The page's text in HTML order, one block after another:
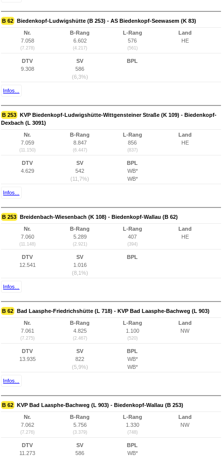
B 62 Biedenkopf-Ludwigshütte (B 253) - AS Biedenkopf-Seewasem (K 83)
Nr.
7.058
(7.278)
B-Rang
6.602
(4.217)
L-Rang
576
(561)
Land
HE
DTV
9.308
SV
586
(6,3%)
BPL
Infos...
B 253 KVP Biedenkopf-Ludwigshütte-Wittgensteiner Straße (K 109) - Biedenkopf-
Dexbach (L 3091)
Nr.
7.059
(11.150)
B-Rang
8.847
(6.447)
L-Rang
856
(837)
Land
HE
DTV
4.629
SV
542
(11,7%)
BPL
WB*
WB*
Infos...
B 253 Breidenbach-Wiesenbach (K 108) - Biedenkopf-Wallau (B 62)
Nr.
7.060
(11.148)
B-Rang
5.289
(2.921)
L-Rang
407
(394)
Land
HE
DTV
12.541
SV
1.016
(8,1%)
BPL
Infos...
B 62 Bad Laasphe-Friedrichshütte (L 718) - KVP Bad Laasphe-Bachweg (L 903)
Nr.
7.061
(7.275)
B-Rang
4.825
(2.467)
L-Rang
1.100
(520)
Land
NW
DTV
13.935
SV
822
(5,9%)
BPL
WB*
WB*
Infos...
B 62 KVP Bad Laasphe-Bachweg (L 903) - Biedenkopf-Wallau (B 253)
Nr.
7.062
(7.276)
B-Rang
5.756
(3.379)
L-Rang
1.330
(748)
Land
NW
DTV
11.273
SV
586
BPL
WB*